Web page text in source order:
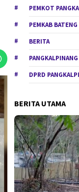
PEMKOT
PEMKAB BATENG
BERITA
PANGKALPINANG
DPRD
BERITA UTAMA